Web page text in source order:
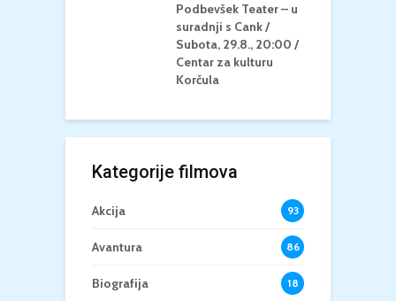
Podbevšek Teater – u
suradnji s Cank /
Subota, 29.8., 20:00 /
Centar za kulturu
Korčula
Kategorije filmova
Akcija 93
Avantura 86
Biografija 18